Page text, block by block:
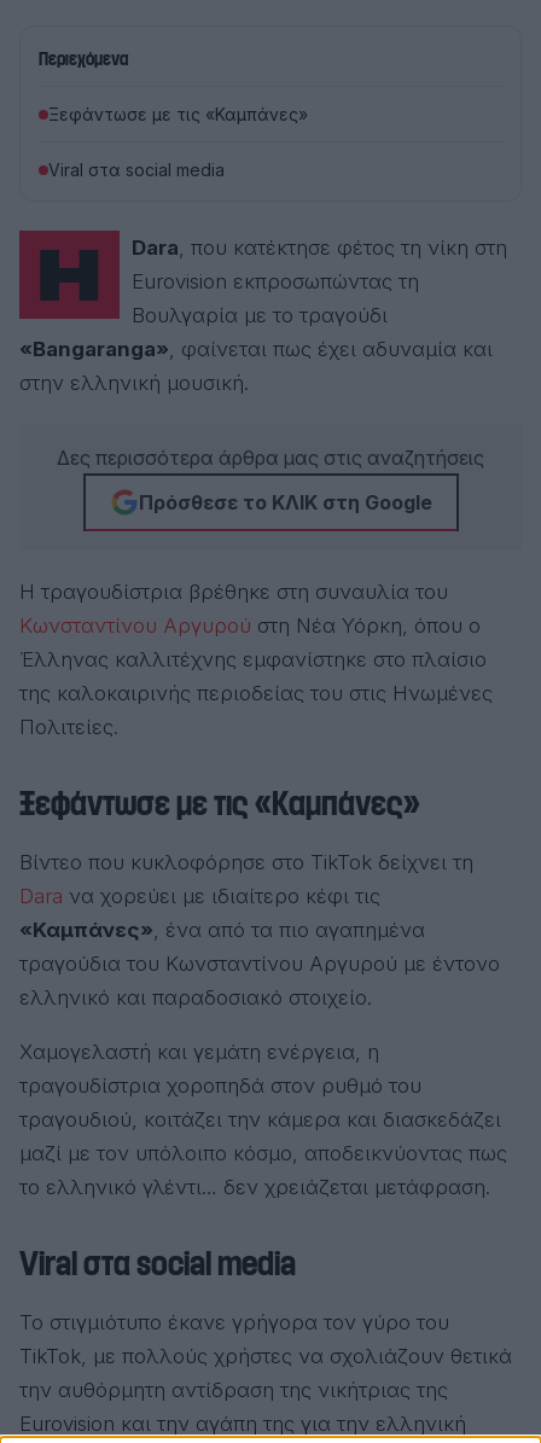
Περιεχόμενα
Ξεφάντωσε με τις «Καμπάνες»
Viral στα social media
Η Dara, που κατέκτησε φέτος τη νίκη στη
Eurovision εκπροσωπώντας τη
Βουλγαρία με το τραγούδι
«Bangaranga», φαίνεται πως έχει αδυναμία και
στην ελληνική μουσική.
Δες περισσότερα άρθρα μας στις αναζητήσεις
Πρόσθεσε το ΚΛΙΚ στη Google
Η τραγουδίστρια βρέθηκε στη συναυλία του
Κωνσταντίνου Αργυρού στη Νέα Υόρκη, όπου ο
Έλληνας καλλιτέχνης εμφανίστηκε στο πλαίσιο
της καλοκαιρινής περιοδείας του στις Ηνωμένες
Πολιτείες.
Ξεφάντωσε με τις «Καμπάνες»
Βίντεο που κυκλοφόρησε στο TikTok δείχνει τη
Dara να χορεύει με ιδιαίτερο κέφι τις
«Καμπάνες» , ένα από τα πιο αγαπημένα
τραγούδια του Κωνσταντίνου Αργυρού με έντονο
ελληνικό και παραδοσιακό στοιχείο.
Χαμογελαστή και γεμάτη ενέργεια, η
τραγουδίστρια χοροπηδά στον ρυθμό του
τραγουδιού, κοιτάζει την κάμερα και διασκεδάζει
μαζί με τον υπόλοιπο κόσμο, αποδεικνύοντας πως
το ελληνικό γλέντι… δεν χρειάζεται μετάφραση.
Viral στα social media
Το στιγμιότυπο έκανε γρήγορα τον γύρο του
TikTok, με πολλούς χρήστες να σχολιάζουν θετικά
την αυθόρμητη αντίδραση της νικήτριας της
Eurovision και την αγάπη της για την ελληνική